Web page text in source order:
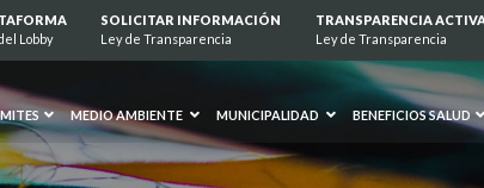
Lobby
SOLICITAR INFORMACIÓN
Ley de Transparencia
TRANSPARENCIA
Ley de Transparencia
MEDIO AMBIENTE MUNICIPALIDAD BENEFICIOS SALUD